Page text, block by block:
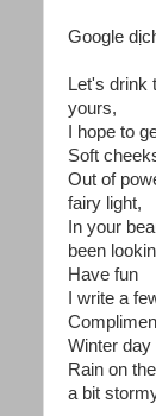
Google
Let's drink
yours,
I hope to
Soft
Out of
fairy light,
In your
been
Have fun
I write a
Winter day
Rain on
a bit